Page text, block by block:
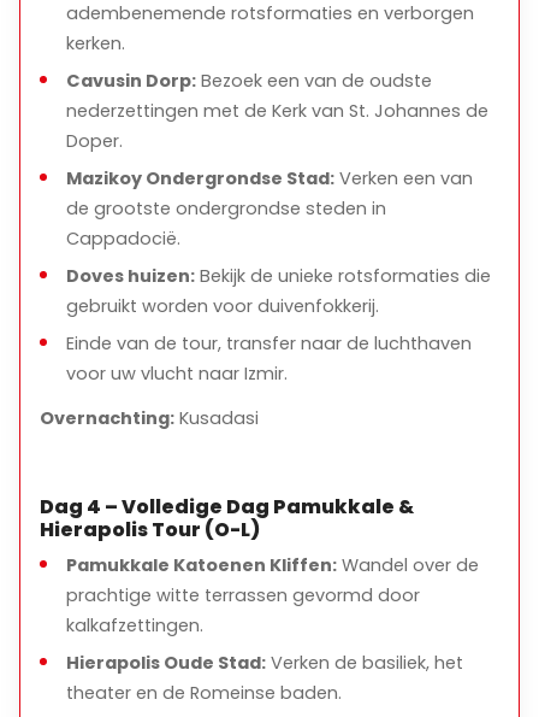
adembenemende rotsformaties en verborgen
kerken.
Cavusin Dorp: Bezoek een van de oudste
nederzettingen met de Kerk van St. Johannes de
Doper.
Mazikoy Ondergrondse Stad: Verken een van
de grootste ondergrondse steden in
Cappadocië.
Doves huizen: Bekijk de unieke rotsformaties die
gebruikt worden voor duivenfokkerij.
Einde van de tour, transfer naar de luchthaven
voor uw vlucht naar Izmir.
Overnachting: Kusadasi
Dag 4 – Volledige Dag Pamukkale &
Hierapolis Tour (O-L)
Pamukkale Katoenen Kliffen: Wandel over de
prachtige witte terrassen gevormd door
kalkafzettingen.
Hierapolis Oude Stad: Verken de basiliek, het
theater en de Romeinse baden.